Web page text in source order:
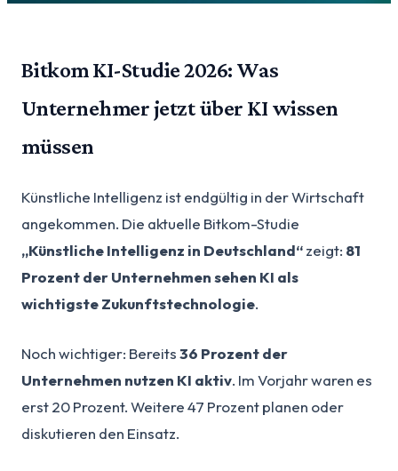
Bitkom KI-Studie 2026: Was
Unternehmer jetzt über KI wissen
müssen
Künstliche Intelligenz ist endgültig in der Wirtschaft
angekommen. Die aktuelle Bitkom-Studie
„Künstliche Intelligenz in Deutschland“zeigt: 81
Prozent der Unternehmen sehen KI als
wichtigste Zukunftstechnologie.
Noch wichtiger: Bereits36 Prozent der
Unternehmen nutzen KI aktiv. Im Vorjahr waren es
erst 20 Prozent. Weitere 47 Prozent planen oder
diskutieren den Einsatz.